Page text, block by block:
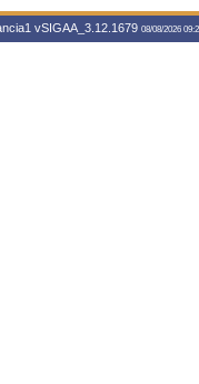
vSIGAA_3.12.1679 08/08/2026